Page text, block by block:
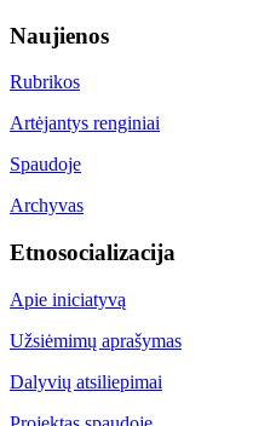
Naujienos
Rubrikos
Artėjantys renginiai
Spaudoje
Archyvas
Etnosocializacija
Apie iniciatyvą
Užsiėmimų aprašymas
Dalyvių atsiliepimai